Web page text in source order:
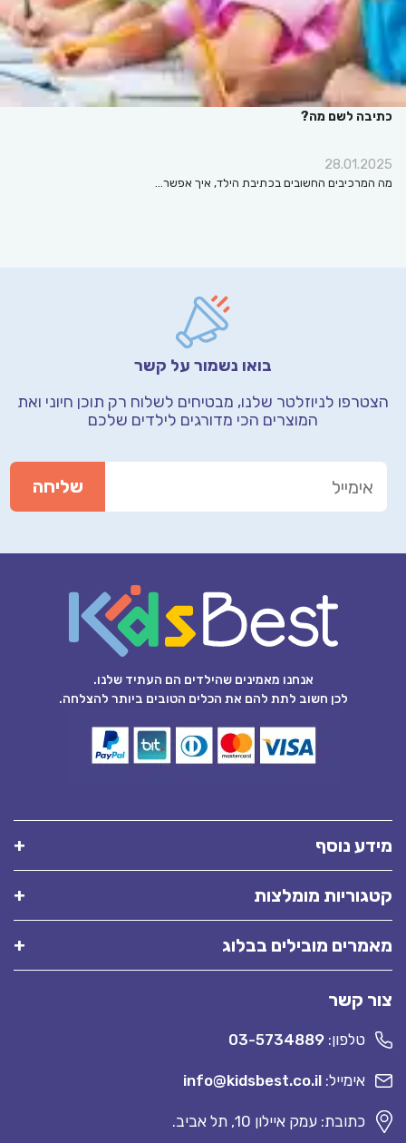
כתיבה לשם מה?
28.01.2025
מה המרכיבים החשובים בכתיבת הילד, איך אפשר…
בואו נשמור על קשר
הצטרפו לניוזלטר שלנו, מבטיחים לשלוח רק תוכן חיוני ואת
המוצרים הכי מדורגים לילדים שלכם
אנחנו מאמינים שהילדים הם העתיד שלנו.
לכן חשוב לתת להם את הכלים הטובים ביותר להצלחה.
מידע נוסף
קטגוריות מומלצות
מאמרים מובילים בבלוג
צור קשר
טלפון: 03-5734889
אימייל: info@kidsbest.co.il
כתובת: עמק איילון 10, תל אביב.